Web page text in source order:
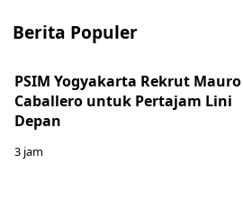
Berita Populer
PSIM Yogyakarta Rekrut Mauro
Caballero untuk Pertajam Lini
Depan
3 jam